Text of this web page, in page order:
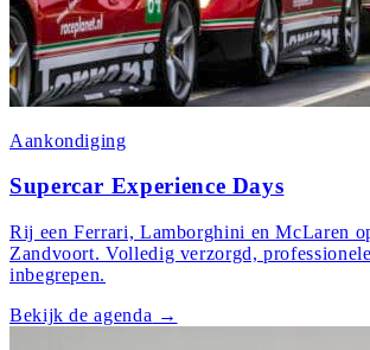
Aankondiging
Supercar Experience Days
Rij een Ferrari, Lamborghini en McLaren
Zandvoort. Volledig verzorgd,
inbegrepen.
Bekijk de agenda →